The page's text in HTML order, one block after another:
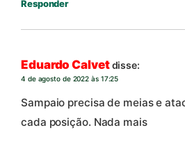
Responder
Eduardo Calvetdisse:
4 de agosto de 2022 às 17:25
Sampaio precisa de meias e
cada posição. Nada mais